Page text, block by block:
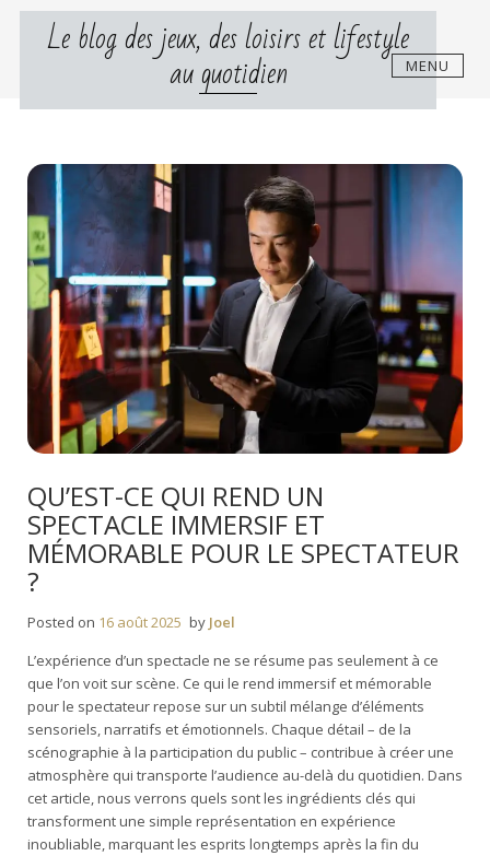
Skip
Le blog des jeux, des loisirs et lifestyle
au quotidien MENU
QU’EST-CE QUI REND UN
SPECTACLE IMMERSIF ET
MÉMORABLE POUR LE SPECTATEUR
?
Posted on 16 août 2025 by Joel
L’expérience d’un spectacle ne se résume pas seulement à ce
que l’on voit sur scène. Ce qui le rend immersif et mémorable
pour le spectateur repose sur un subtil mélange d’éléments
sensoriels, narratifs et émotionnels. Chaque détail – de la
scénographie à la participation du public – contribue à créer une
atmosphère qui transporte l’audience au-delà du quotidien. Dans
cet article, nous verrons quels sont les ingrédients clés qui
transforment une simple représentation en expérience
inoubliable, marquant les esprits longtemps après la fin du